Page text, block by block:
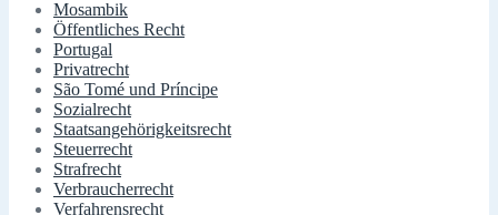
Mosambik
Öffentliches Recht
Portugal
Privatrecht
São Tomé und Príncipe
Sozialrecht
Staatsangehörigkeitsrecht
Steuerrecht
Strafrecht
Verbraucherrecht
Verfahrensrecht